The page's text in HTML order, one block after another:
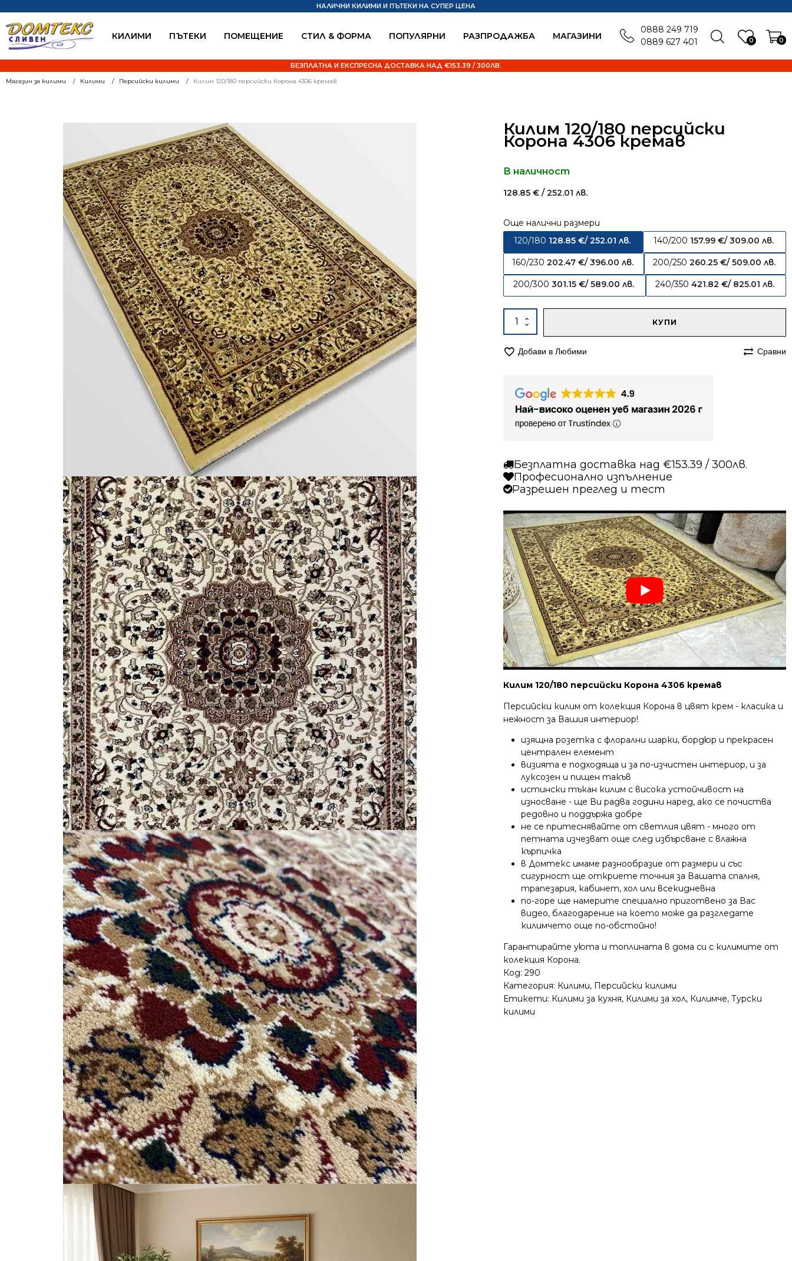
КИЛИМИ ПЪТЕКИ ПОМЕЩЕНИЕ СТИЛ & ФОРМА ПОПУЛЯРНИ РАЗПРОДАЖБА MАГАЗИНИ 0 0
НАЛИЧНИ КИЛИМИ И ПЪТЕКИ НА СУПЕР ЦЕНА
БЕЗПЛАТНА И ЕКСПРЕСНА ДОСТАВКА НАД €153.39 / 300ЛВ.
0888 249 719
0889 627 401
Магазин за килими Килими Персийски килими Килим 120/180 персийски Корона 4306 кремав
Килим 120/180 персийски
Корона 4306 кремав
В наличност
128.85€ / 252.01 лв.
Още налични размери
120/180 128.85€/ 252.01 лв. 140/200 157.99€/ 309.00 лв.
160/230202.47€/ 396.00 лв. 200/250260.25€/ 509.00 лв.
200/300301.15€/ 589.00 лв. 240/350421.82€/ 825.01 лв.
количество
за
120/180
4306
кремав
КУПИ
Добави в Любими Сравни
Безплатна доставка над €153.39 / 300лв.
Професионално изпълнение
Разрешен преглед и тест
Килим 120/180 персийски Корона 4306 кремав
Персийски килим от колекция Корона в цвят крем - класика и
нежност за Вашия интериор!
изящна розетка с флорални шарки, бордюр и прекрасен
централен елемент
визията е подходяща и за по-изчистен интериор, и за
луксозен и пищен такъв
истински тъкан килим с висока устойчивост на
износване - ще Ви радва години наред, ако се почиства
редовно и поддържа добре
не се притеснявайте от светлия цвят - много от
петната изчезват още след избърсване с влажна
кърпичка
в Домтекс имаме разнообразие от размери и със
сигурност ще откриете точния за Вашата спалня,
трапезария, кабинет, хол или всекидневна
по-горе ще намерите специално приготвено за Вас
видео, благодарение на което може да разгледате
килимчето още по-обстойно!
Гарантирайте уюта и топлината в дома си с килимите от
колекция Корона.
Код:290
Категория: Килими, Персийски килими
Етикети: Килими за кухня, Килими за хол, Килимче,Турски
килими